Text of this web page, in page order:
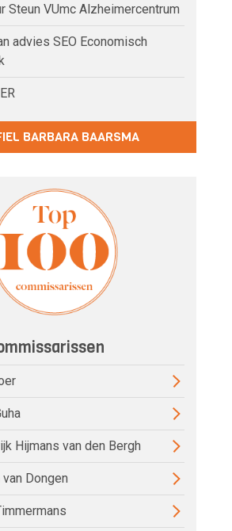
Steun VUmc Alzheimercentrum
advies SEO Economisch
BARBARA BAARSMA
Hijmans van den Bergh
Dongen